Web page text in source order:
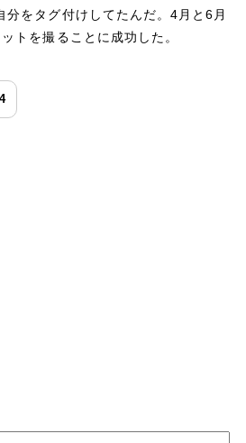
分をタグ付けしてたんだ。4月と6月
トを撮ることに成功した。
4